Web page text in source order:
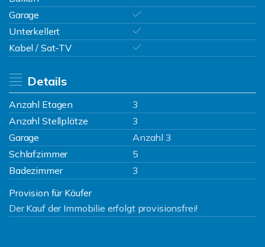
Garage
Unterkellert
Kabel / Sat-TV
Details
Anzahl Etagen
3
Anzahl Stellplätze
3
Garage
Anzahl 3
Schlafzimmer
5
Badezimmer
3
Provision für Käufer
Der Kauf der Immobilie erfolgt provisionsfrei!